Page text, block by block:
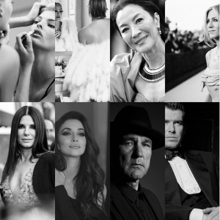
Цветно
Гурме
Пътувай
Wellness
ModerenDom
СЛЕДВАЙТЕ НИ
Facebook Instagram Twitter
Pinterest
YouTube
Spotify Soundcloud
Ако нашият сайт ви харесва, можете да се абонирате за
седмичния ни нюзлетър тук:
© 2026, HighViewArt | Всички права запазени